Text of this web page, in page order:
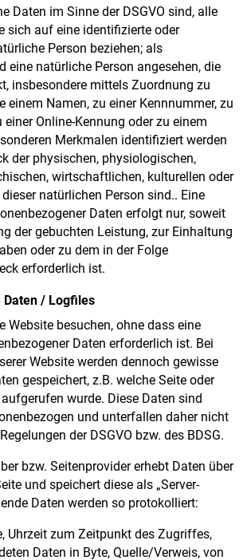
Daten im Sinne der DSGVO sind, alle
sich auf eine identifizierte oder
Person beziehen; als
eine natürliche Person angesehen, die
insbesondere mittels Zuordnung zu
einem Namen, zu einer Kennnummer, zu
Online-Kennung oder zu einem
Merkmalen identifiziert werden
der physischen, physiologischen,
wirtschaftlichen, kulturellen oder
natürlichen Person sind.. Eine
Daten erfolgt nur, soweit
der gebuchten Leistung, zur Einhaltung
oder zu dem in der Folge
erforderlich ist.
/ Logfiles
Website besuchen, ohne dass eine
Daten erforderlich ist. Bei
Website werden dennoch gewisse
gespeichert, z.B. welche Seite oder
wurde. Diese Daten sind
und unterfallen daher nicht
der DSGVO bzw. des BDSG.
bzw. Seitenprovider erhebt Daten über
und speichert diese als „Server-
Daten werden so protokolliert:
Uhrzeit zum Zeitpunkt des Zugriffes,
Daten in Byte, Quelle/Verweis, von